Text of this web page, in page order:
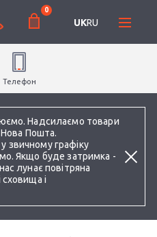
Надсилаємо товари
Нова Пошта.
звичному графіку
Якщо буде затримка -
лунає повітряна
і
0
UKRU
Телефон